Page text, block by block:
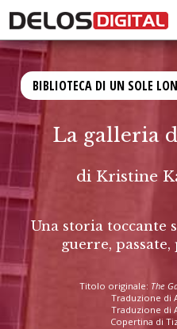
BIBLIOTECA DI UN SOLE
La galleria
di Kristine
Una storia
guerre,
Titolo originale: The
Traduzione di
Traduzione di
Copertina di